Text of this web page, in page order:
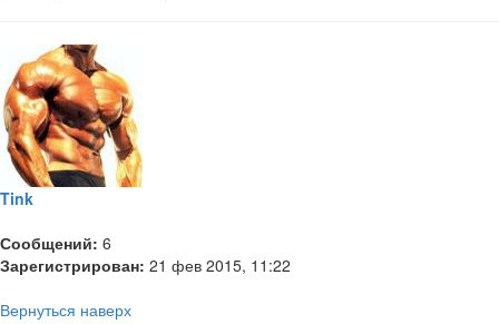
Tink
Сообщений: 6
Зарегистрирован: 21 фев 2015, 11:22
Вернуться наверх